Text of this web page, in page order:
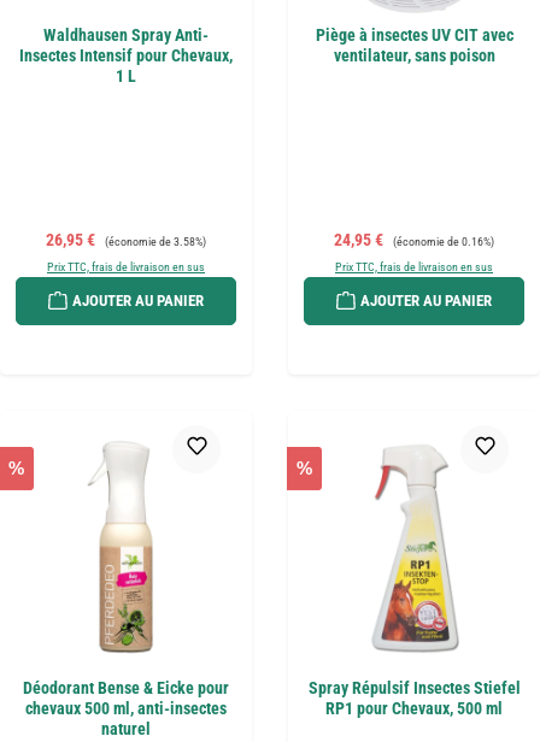
Waldhausen Spray Anti-
Insectes Intensif pour Chevaux,
1 L
Prix de vente :
26,95 € Prix régulier :
(économie de 3.58%)
Prix TTC, frais de livraison en sus
AJOUTER AU PANIER
Piège à insectes UV CIT avec
ventilateur, sans poison
Prix de vente :
24,95 € Prix régulier :
(économie de 0.16%)
Prix TTC, frais de livraison en sus
AJOUTER AU PANIER
%
Déodorant Bense & Eicke pour
chevaux 500 ml, anti-insectes
naturel
%
Spray Répulsif Insectes Stiefel
RP1 pour Chevaux, 500 ml